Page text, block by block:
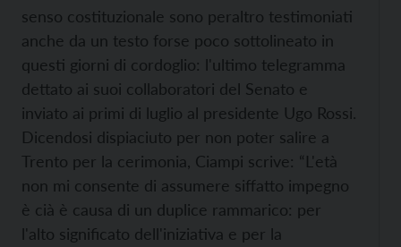
senso costituzionale sono peraltro testimoniati
anche da un testo forse poco sottolineato in
questi giorni di cordoglio: l'ultimo telegramma
dettato ai suoi collaboratori del Senato e
inviato ai primi di luglio al presidente Ugo Rossi.
Dicendosi dispiaciuto per non poter salire a
Trento per la cerimonia, Ciampi scrive: “L'età
non mi consente di assumere siffatto impegno
è cià è causa di un duplice rammarico: per
l'alto significato dell'iniziativa e per la